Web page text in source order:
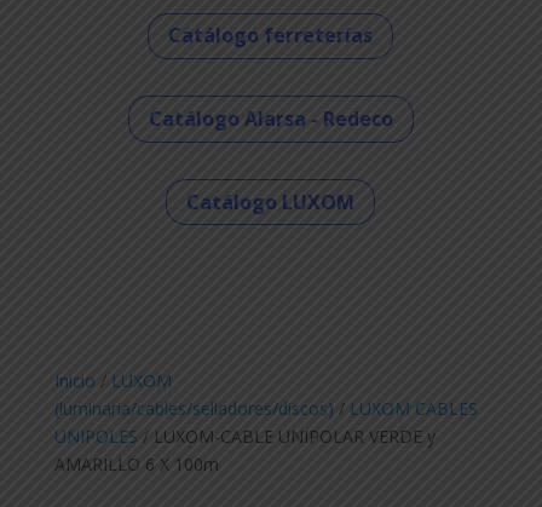
Catálogo ferreterías
Catálogo Alarsa - Redeco
Catálogo LUXOM
Inicio / LUXOM
(luminaria/cables/selladores/discos) / LUXOM CABLES
UNIPOLES / LUXOM-CABLE UNIPOLAR VERDE y
AMARILLO 6 X 100m